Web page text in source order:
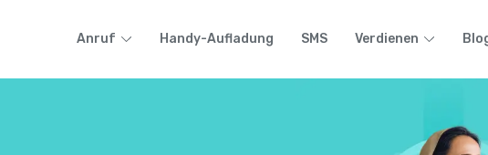
Anruf Handy-Aufladung SMS Verdienen